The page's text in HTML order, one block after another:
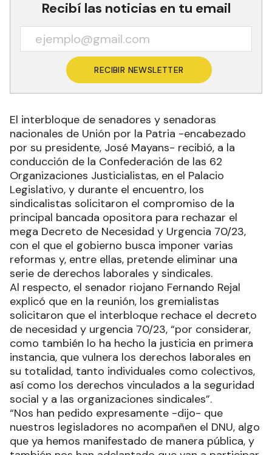
Recibí las noticias en tu email
RECIBIR NEWSLETTER
El interbloque de senadores y senadoras
nacionales de Unión por la Patria -encabezado
por su presidente, José Mayans- recibió, a la
conducción de la Confederación de las 62
Organizaciones Justicialistas, en el Palacio
Legislativo, y durante el encuentro, los
sindicalistas solicitaron el compromiso de la
principal bancada opositora para rechazar el
mega Decreto de Necesidad y Urgencia 70/23,
con el que el gobierno busca imponer varias
reformas y, entre ellas, pretende eliminar una
serie de derechos laborales y sindicales.
Al respecto, el senador riojano Fernando Rejal
explicó que en la reunión, los gremialistas
solicitaron que el interbloque rechace el decreto
de necesidad y urgencia 70/23, “por considerar,
como también lo ha hecho la justicia en primera
instancia, que vulnera los derechos laborales en
su totalidad, tanto individuales como colectivos,
así como los derechos vinculados a la seguridad
social y a las organizaciones sindicales”.
“Nos han pedido expresamente -dijo- que
nuestros legisladores no acompañen el DNU, algo
que ya hemos manifestado de manera pública, y